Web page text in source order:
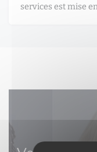
services est mise